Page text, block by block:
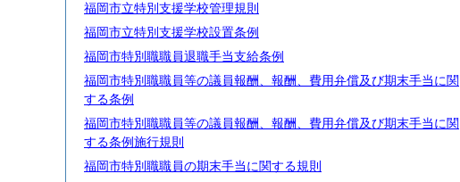
福岡市立特別支援学校管理規則
福岡市立特別支援学校設置条例
福岡市特別職職員退職手当支給条例
福岡市特別職職員等の議員報酬、報酬、費用弁償及び期末手当に関
する条例
福岡市特別職職員等の議員報酬、報酬、費用弁償及び期末手当に関
する条例施行規則
福岡市特別職職員の期末手当に関する規則